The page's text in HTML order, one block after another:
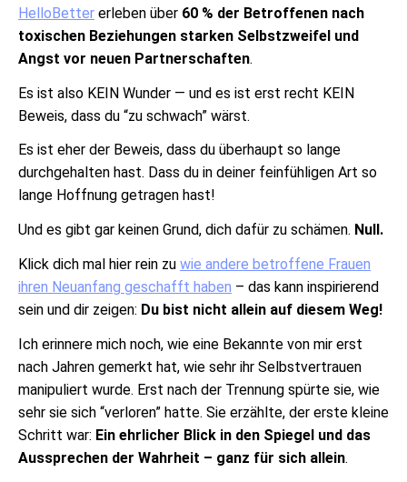
HelloBetter erleben über 60 % der Betroffenen nach
toxischen Beziehungen starken Selbstzweifel und
Angst vor neuen Partnerschaften.
Es ist also KEIN Wunder — und es ist erst recht KEIN
Beweis, dass du “zu schwach” wärst.
Es ist eher der Beweis, dass du überhaupt so lange
durchgehalten hast. Dass du in deiner feinfühligen Art so
lange Hoffnung getragen hast!
Und es gibt gar keinen Grund, dich dafür zu schämen. Null.
Klick dich mal hier rein zu wie andere betroffene Frauen
ihren Neuanfang geschafft haben – das kann inspirierend
sein und dir zeigen: Du bist nicht allein auf diesem Weg!
Ich erinnere mich noch, wie eine Bekannte von mir erst
nach Jahren gemerkt hat, wie sehr ihr Selbstvertrauen
manipuliert wurde. Erst nach der Trennung spürte sie, wie
sehr sie sich “verloren” hatte. Sie erzählte, der erste kleine
Schritt war: Ein ehrlicher Blick in den Spiegel und das
Aussprechen der Wahrheit – ganz für sich allein.